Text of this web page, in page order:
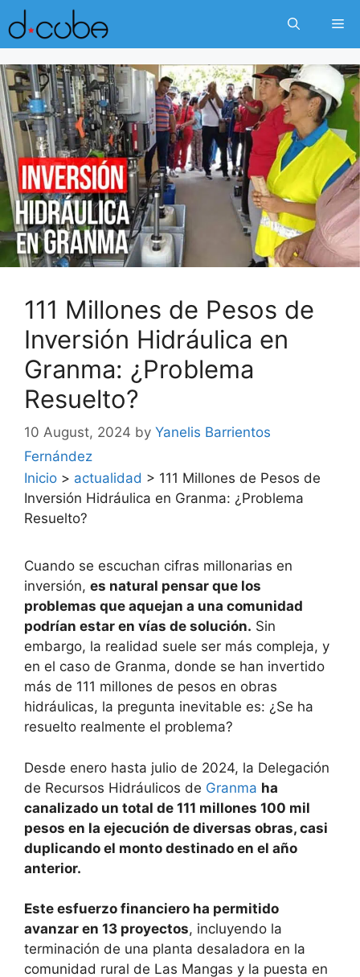
Skip
to
content
111 Millones de Pesos de
Inversión Hidráulica en
Granma: ¿Problema
Resuelto?
10 August, 2024 by Yanelis Barrientos
Fernández
Inicio > actualidad > 111 Millones de Pesos de
Inversión Hidráulica en Granma: ¿Problema
Resuelto?
Cuando se escuchan cifras millonarias en
inversión, es natural pensar que los
problemas que aquejan a una comunidad
podrían estar en vías de solución. Sin
embargo, la realidad suele ser más compleja, y
en el caso de Granma, donde se han invertido
más de 111 millones de pesos en obras
hidráulicas, la pregunta inevitable es: ¿Se ha
resuelto realmente el problema?
Desde enero hasta julio de 2024, la Delegación
de Recursos Hidráulicos de Granma ha
canalizado un total de 111 millones 100 mil
pesos en la ejecución de diversas obras, casi
duplicando el monto destinado en el año
anterior.
Este esfuerzo financiero ha permitido
avanzar en 13 proyectos, incluyendo la
terminación de una planta desaladora en la
comunidad rural de Las Mangas y la puesta en